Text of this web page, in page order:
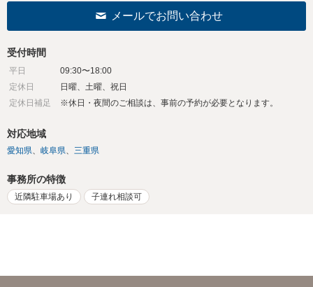
メールでお問い合わせ
受付時間
平日
09:30〜18:00
定休日
日曜、土曜、祝日
定休日補足
※休日・夜間のご相談は、事前の予約が必要となります。
対応地域
愛知県 岐阜県 三重県
事務所の特徴
近隣駐車場あり 子連れ相談可